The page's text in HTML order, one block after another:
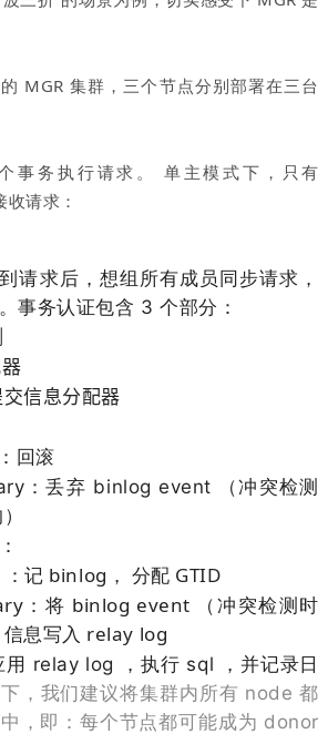
MGR 集群，三个节点分别部署在三台
事务执行请求。 单主模式下，只有
请求：
请求后，想组所有成员同步请求，
事务认证包含 3 个部分：
信息分配器
回滚
：丢弃 binlog event （冲突检测
记 binlog， 分配 GTID
：将 binlog event （冲突检测时
息写入 relay log
relay log ，执行 sql ，并记录日
下，我们建议将集群内所有 node 都
，即：每个节点都可能成为 donor